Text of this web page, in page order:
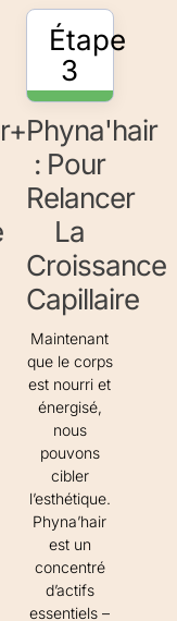
Étape
3
Phyna'hair
: Pour
Relancer
La
Croissance
Capillaire
Maintenant
que le corps
est nourri et
énergisé,
nous
pouvons
cibler
l’esthétique.
Phyna’hair
est un
concentré
d’actifs
essentiels –